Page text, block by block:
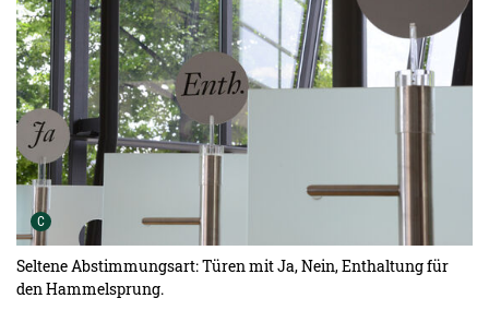
C Urheber der Grafik:
Seltene Abstimmungsart: Türen mit Ja, Nein, Enthaltung für
den Hammelsprung.